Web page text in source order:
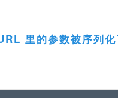
里的参数被序列化